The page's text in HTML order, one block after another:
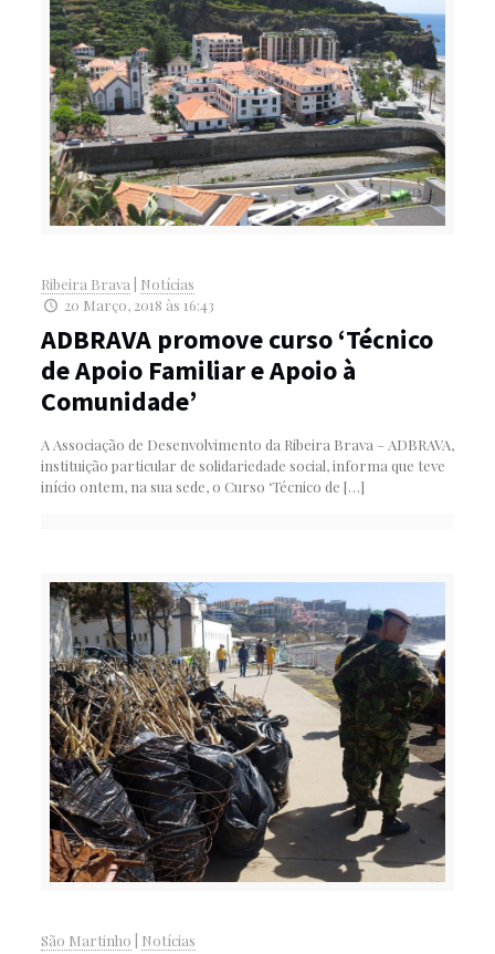
Ribeira Brava| Notícias
20 Março, 2018 às 16:43
ADBRAVA promove curso ‘Técnico
de Apoio Familiar e Apoio à
Comunidade’
A Associação de Desenvolvimento da Ribeira Brava – ADBRAVA,
instituição particular de solidariedade social, informa que teve
início ontem, na sua sede, o Curso ‘Técnico de […]
São Martinho
Notícias